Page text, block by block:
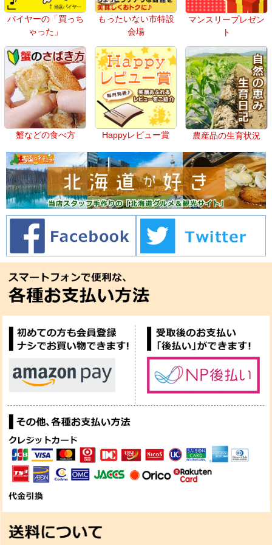
バイヤーの「買っち
ゃった」
もったいない市特設
会場
マンスリープレゼン
ト
蟹などの食べ方 Happyレビュー賞 農産品の生育状況